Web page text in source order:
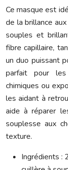
Ce masque est
de la brillance
souples et
fibre capillaire,
un duo puissant
parfait pour
chimiques ou
les aidant à
aide à réparer
souplesse aux
texture.
Ingrédients :